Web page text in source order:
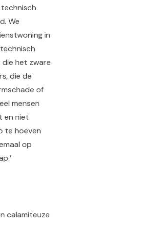
technisch
We
in
het zware
die de
of
mensen
en niet
te hoeven
op
calamiteuze